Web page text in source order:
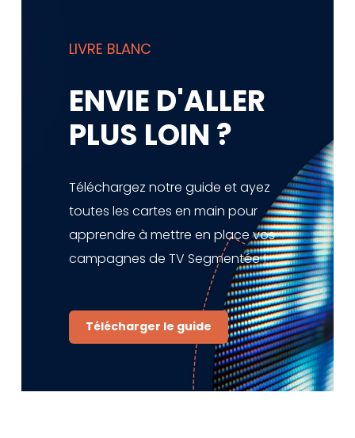
LIVRE BLANC
ENVIE D'ALLER
PLUS LOIN ?
Téléchargez notre guide et ayez
toutes les cartes en main pour
apprendre à mettre en place vos
campagnes de TV Segmentée !
Télécharger le guide